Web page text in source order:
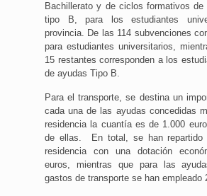
Bachillerato y de ciclos formativos de
tipo B, para los estudiantes
provincia. De las 114 subvenciones
para estudiantes universitarios,
15 restantes corresponden a los
de ayudas Tipo B.
Para el transporte, se destina un
cada una de las ayudas concedidas
residencia la cuantía es de 1.000
de ellas. En total, se han repartido
residencia con una dotación
euros, mientras que para las
gastos de transporte se han empleado